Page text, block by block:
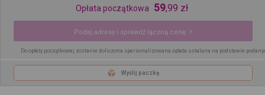
Opłata początkowa 59,99 zł
Podaj adresy i sprawdź łączną cenę
Do opłaty początkowej zostanie doliczona spersonalizowana opłata ustalana na podstawie
Wyślij paczkę